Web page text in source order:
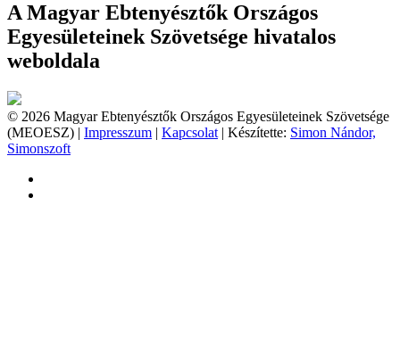
A Magyar Ebtenyésztők Országos
Egyesületeinek Szövetsége hivatalos
weboldala
© 2026 Magyar Ebtenyésztők Országos Egyesületeinek Szövetsége
(MEOESZ) | Impresszum | Kapcsolat | Készítette: Simon Nándor,
Simonszoft